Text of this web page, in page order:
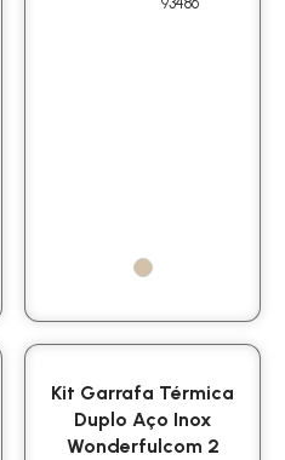
Kit Garrafa Térmica
Duplo Aço Inox
Wonderfulcom 2